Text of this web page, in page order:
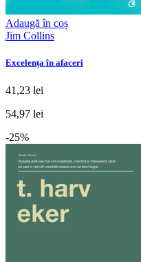
Adaugă în coș
Jim Collins
Excelența în afaceri
41,23 lei
54,97 lei
-25%